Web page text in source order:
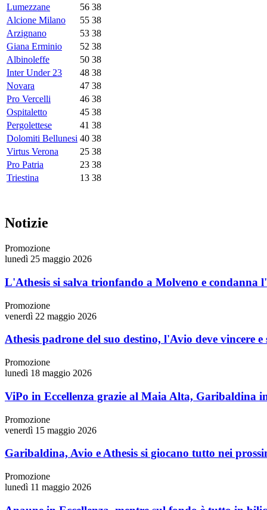
Lumezzane
56 38
Alcione Milano
55 38
Arzignano
53 38
Giana Erminio
52 38
Albinoleffe
50 38
Inter Under 23
48 38
Novara
47 38
Pro Vercelli
46 38
Ospitaletto
45 38
Pergolettese
41 38
Dolomiti Bellunesi 40 38
Virtus Verona
25 38
Pro Patria
23 38
Triestina
13 38
Notizie
Promozione
lunedì 25 maggio 2026
L'Athesis si salva trionfando a Molveno e condanna
Promozione
venerdì 22 maggio 2026
Athesis padrone del suo destino, l'Avio deve vincere e
Promozione
lunedì 18 maggio 2026
ViPo in Eccellenza grazie al Maia Alta, Garibaldina
Promozione
venerdì 15 maggio 2026
Garibaldina, Avio e Athesis si giocano tutto nei
Promozione
lunedì 11 maggio 2026